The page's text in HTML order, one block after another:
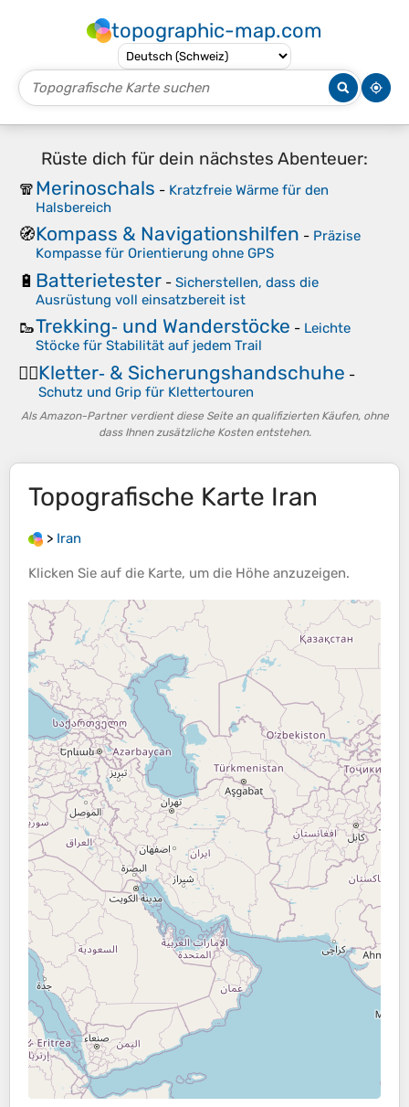
topographic-map.com
Rüste dich für dein nächstes Abenteuer:
🧣Merinoschals - Kratzfreie Wärme für den
Halsbereich
🧭Kompass & Navigationshilfen - Präzise
Kompasse für Orientierung ohne GPS
🔋 Batterietester - Sicherstellen, dass die
Ausrüstung voll einsatzbereit ist
🥾Trekking‑ und Wanderstöcke - Leichte
Stöcke für Stabilität auf jedem Trail
🧗‍♀️Kletter‑ & Sicherungshandschuhe -
Schutz und Grip für Klettertouren
Als Amazon-Partner verdient diese Seite an qualifizierten Käufen, ohne
dass Ihnen zusätzliche Kosten entstehen.
Topografische Karte Iran
> Iran
Klicken Sie auf die Karte, um die Höhe anzuzeigen.